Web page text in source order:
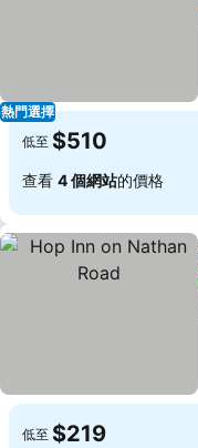
熱門選擇
低至 $510
查看 4 個網站的價格
低至 $219